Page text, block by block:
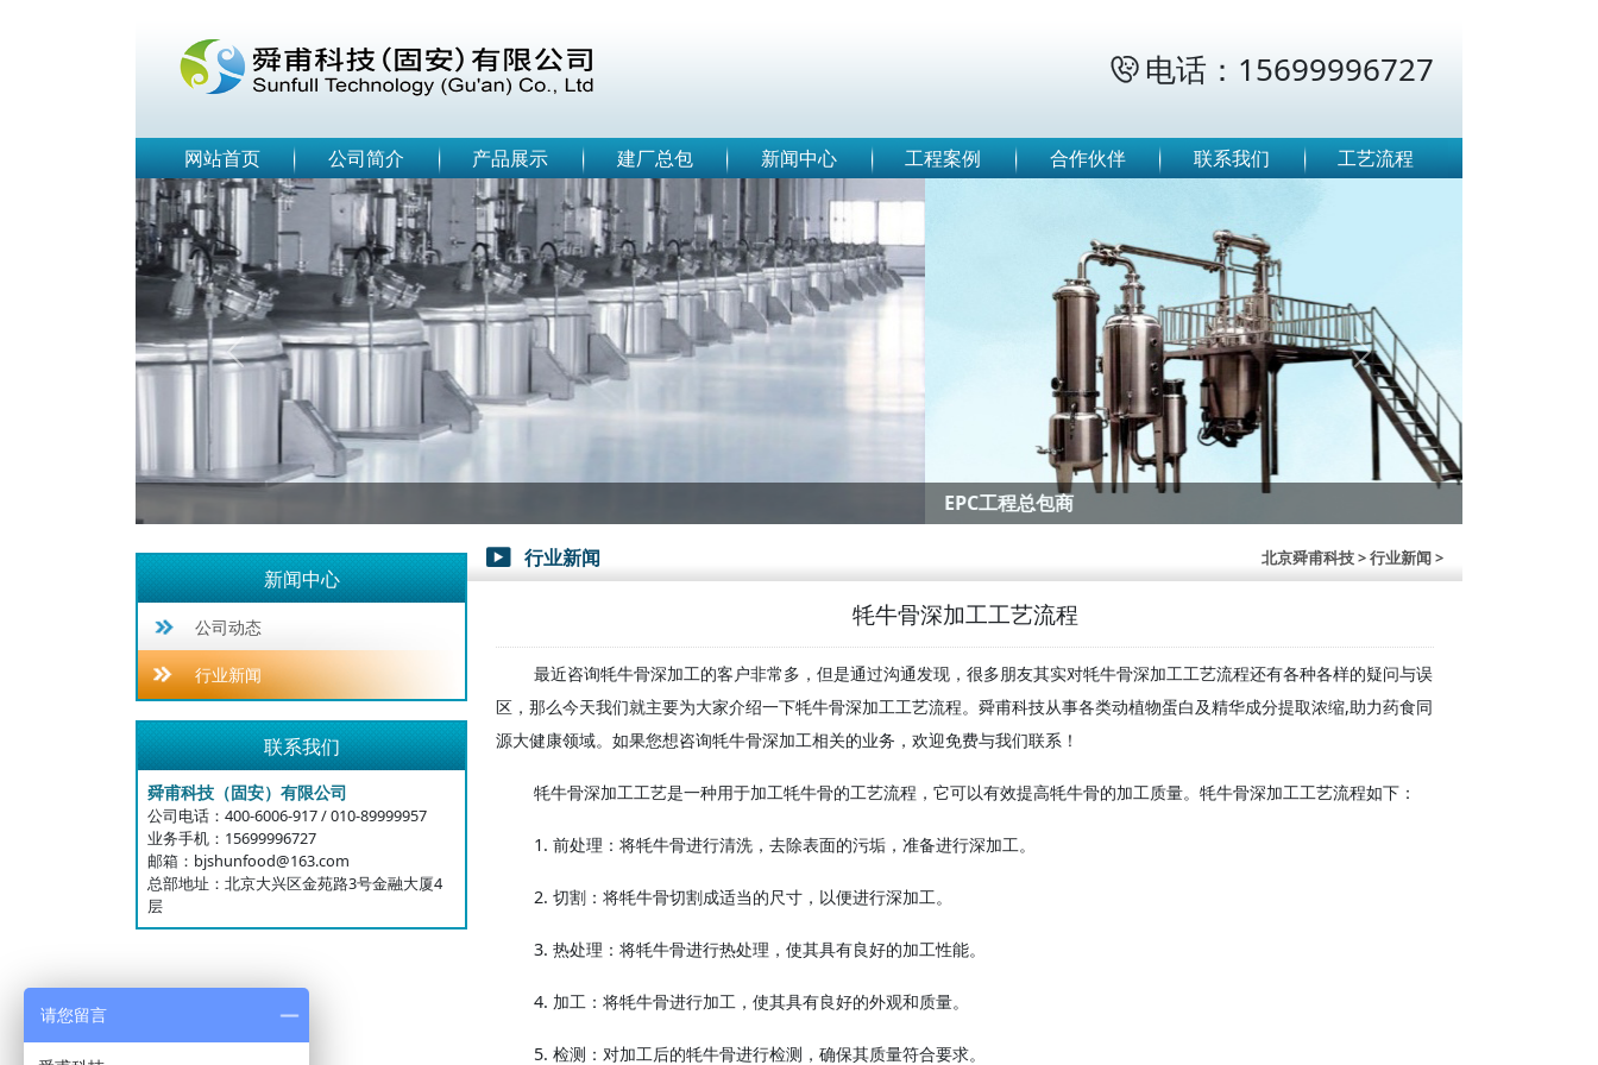
 电话：15699996727
网站首页 公司简介 产品展示 建厂总包 新闻中心 工程案例 合作伙伴 联系我们 工艺流程
Previous Next
新闻中心
公司动态
行业新闻
联系我们
舜甫科技（固安）有限公司
公司电话：400-6006-917 / 010-89999957
业务手机：15699996727
邮箱：bjshunfood@163.com
总部地址：北京大兴区金苑路3号金融大厦4
层
 行业新闻 北京舜甫科技> 行业新闻 >
牦牛骨深加工工艺流程
最近咨询牦牛骨深加工的客户非常多，但是通过沟通发现，很多朋友其实对牦牛骨深加工工艺流程还有各种各样的疑问与误
区，那么今天我们就主要为大家介绍一下牦牛骨深加工工艺流程。舜甫科技从事各类动植物蛋白及精华成分提取浓缩,助力药食同
源大健康领域。如果您想咨询牦牛骨深加工相关的业务，欢迎免费与我们联系！
牦牛骨深加工工艺是一种用于加工牦牛骨的工艺流程，它可以有效提高牦牛骨的加工质量。牦牛骨深加工工艺流程如下：
1. 前处理：将牦牛骨进行清洗，去除表面的污垢，准备进行深加工。
2. 切割：将牦牛骨切割成适当的尺寸，以便进行深加工。
3. 热处理：将牦牛骨进行热处理，使其具有良好的加工性能。
4. 加工：将牦牛骨进行加工，使其具有良好的外观和质量。
5. 检测：对加工后的牦牛骨进行检测，确保其质量符合要求。
请您留言